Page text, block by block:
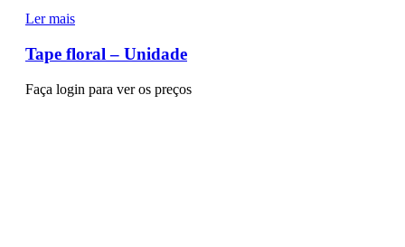
Ler mais
Tape floral – Unidade
Faça login para ver os preços